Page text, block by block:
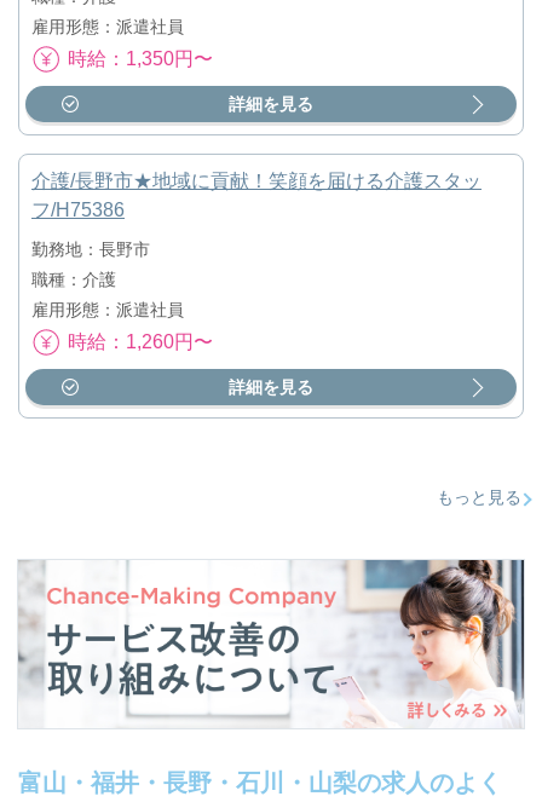
雇用形態：派遣社員
時給：1,350円〜
詳細を見る
介護/長野市★地域に貢献！笑顔を届ける介護スタッ
フ/H75386
勤務地：長野市
職種：介護
雇用形態：派遣社員
時給：1,260円〜
詳細を見る
もっと見る
富山・福井・長野・石川・山梨の求人のよく